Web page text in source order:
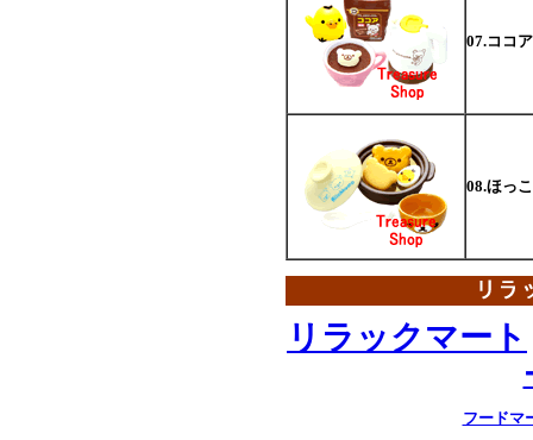
07.ココ
08.ほっ
リラックマート
フードマ